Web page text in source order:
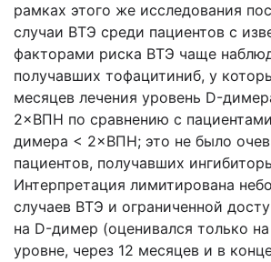
рамках этого же исследования
случаи ВТЭ среди пациентов с
факторами риска ВТЭ чаще
получавших тофацитиниб, у
месяцев лечения уровень D-
2×ВПН по сравнению с
димера < 2×ВПН; это не было
пациентов, получавших
Интерпретация лимитирована
случаев ВТЭ и ограниченной
на D-димер (оценивался только
уровне, через 12 месяцев и в